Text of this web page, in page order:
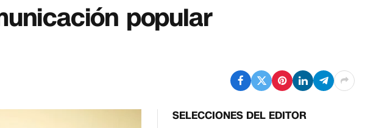
popular
SELECCIONES DEL EDITOR